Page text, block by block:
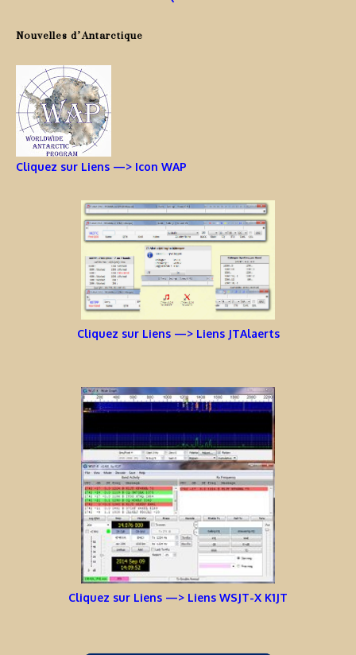
Nouvelles d’Antarctique
Cliquez sur Liens —> Icon WAP
Cliquez sur Liens —> Liens JTAlaerts
Cliquez sur Liens —> Liens WSJT-X K1JT